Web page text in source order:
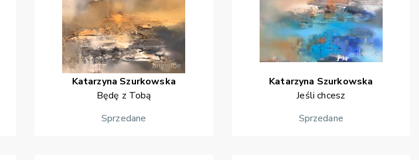
Katarzyna Szurkowska
Będę z Tobą
Sprzedane
Katarzyna Szurkowska
Jeśli chcesz
Sprzedane